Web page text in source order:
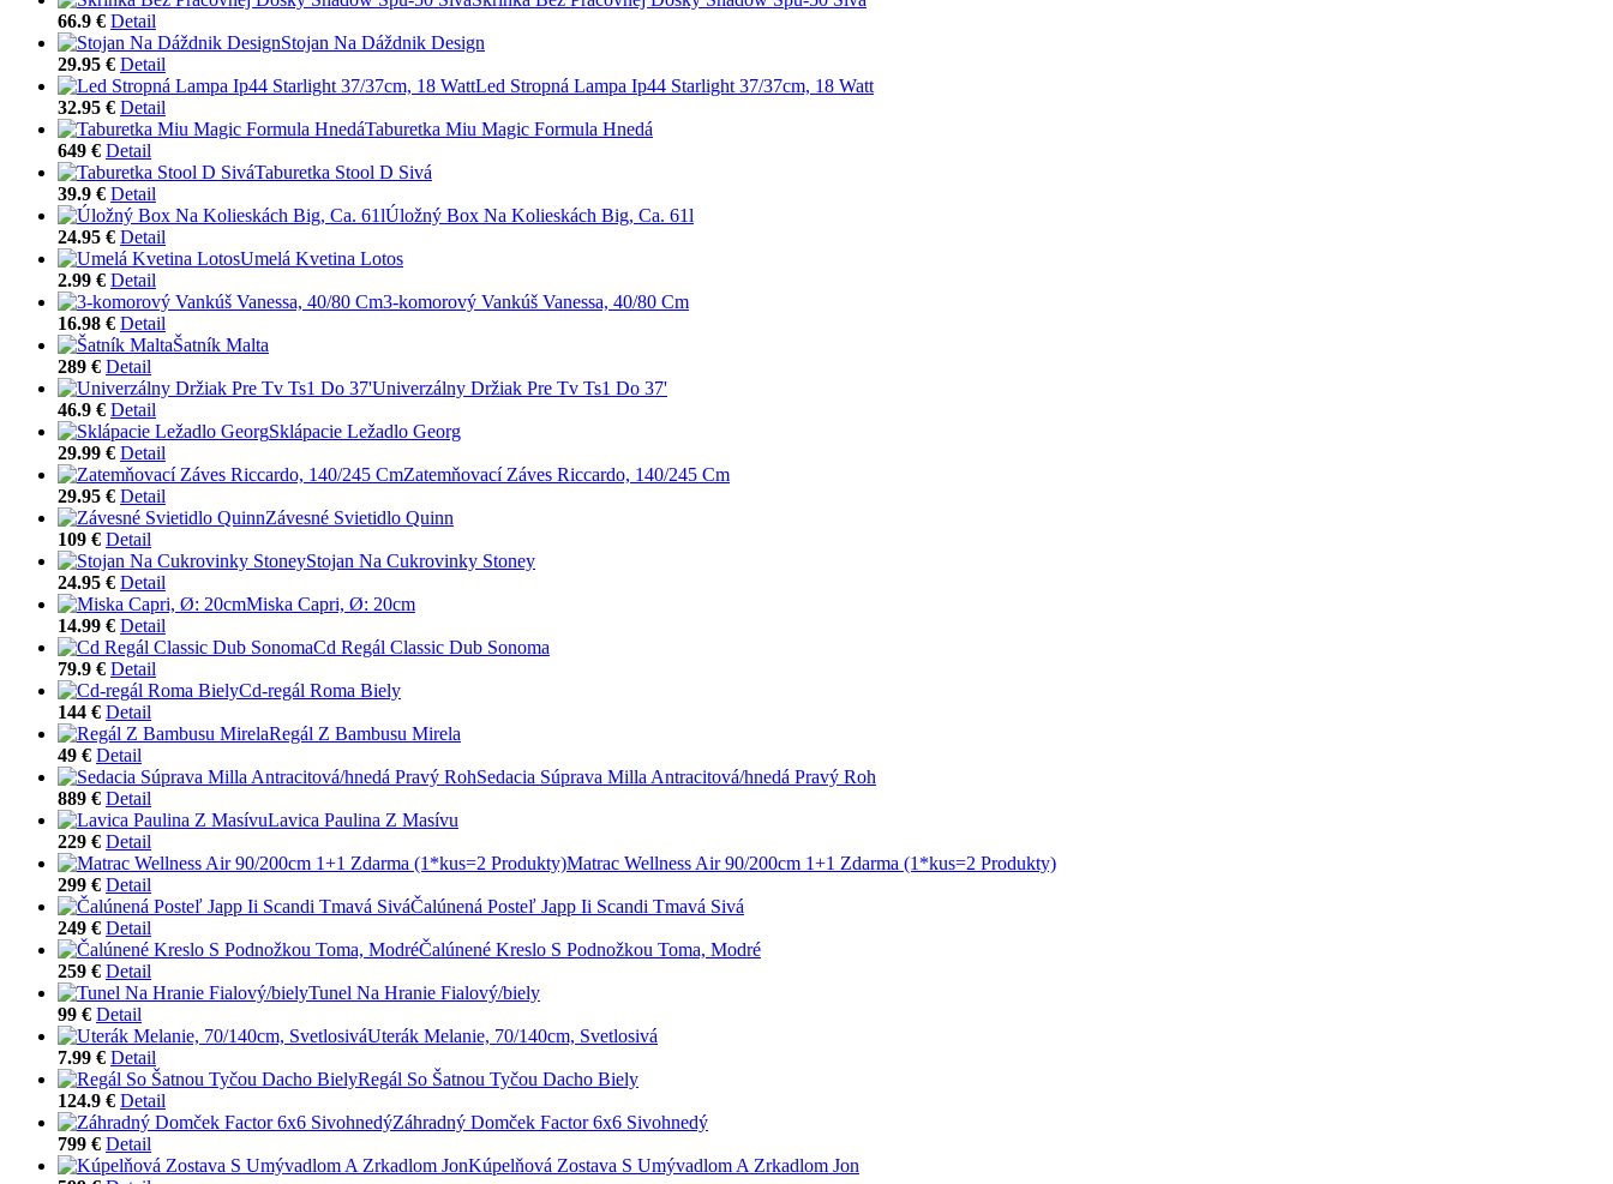
66.9 € Detail
Stojan Na Dáždnik Design
29.95 € Detail
Led Stropná Lampa Ip44 Starlight 37/37cm, 18 Watt
32.95 € Detail
Taburetka Miu Magic Formula Hnedá
649 € Detail
Taburetka Stool D Sivá
39.9 € Detail
Úložný Box Na Kolieskách Big, Ca. 61l
24.95 € Detail
Umelá Kvetina Lotos
2.99 € Detail
3-komorový Vankúš Vanessa, 40/80 Cm
16.98 € Detail
Šatník Malta
289 € Detail
Univerzálny Držiak Pre Tv Ts1 Do 37'
46.9 € Detail
Sklápacie Ležadlo Georg
29.99 € Detail
Zatemňovací Záves Riccardo, 140/245 Cm
29.95 € Detail
Závesné Svietidlo Quinn
109 € Detail
Stojan Na Cukrovinky Stoney
24.95 € Detail
Miska Capri, Ø: 20cm
14.99 € Detail
Cd Regál Classic Dub Sonoma
79.9 € Detail
Cd-regál Roma Biely
144 € Detail
Regál Z Bambusu Mirela
49 € Detail
Sedacia Súprava Milla Antracitová/hnedá Pravý Roh
889 € Detail
Lavica Paulina Z Masívu
229 € Detail
Matrac Wellness Air 90/200cm 1+1 Zdarma (1*kus=2 Produkty)
299 € Detail
Čalúnená Posteľ Japp Ii Scandi Tmavá Sivá
249 € Detail
Čalúnené Kreslo S Podnožkou Toma, Modré
259 € Detail
Tunel Na Hranie Fialový/biely
99 € Detail
Uterák Melanie, 70/140cm, Svetlosivá
7.99 € Detail
Regál So Šatnou Tyčou Dacho Biely
124.9 € Detail
Záhradný Domček Factor 6x6 Sivohnedý
799 € Detail
Kúpelňová Zostava S Umývadlom A Zrkadlom Jon